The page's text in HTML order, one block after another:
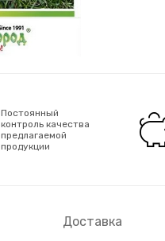
Постоянный
контроль качества
предлагаемой
продукции
Доставка